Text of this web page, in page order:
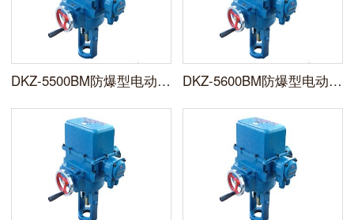
DKZ-5500BM防爆型电动执行器 DKZ-5600BM防爆型电动执行机构